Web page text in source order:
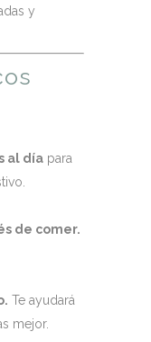
y
al díapara
de comer.
Te ayudará
mejor.